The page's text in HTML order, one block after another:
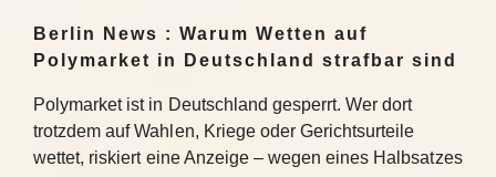
Berlin News : Warum Wetten auf
Polymarket in Deutschland strafbar sind
Polymarket ist in Deutschland gesperrt. Wer dort
trotzdem auf Wahlen, Kriege oder Gerichtsurteile
wettet, riskiert eine Anzeige – wegen eines Halbsatzes